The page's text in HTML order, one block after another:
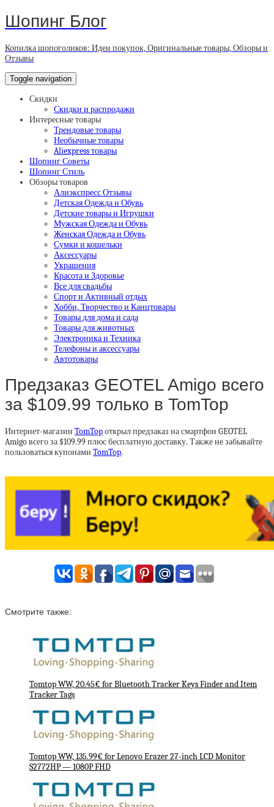
Шопинг Блог
Копилка шопоголиков: Идеи покупок, Оригинальные товары, Обзоры и
Отзывы
Toggle navigation
Скидки
Скидки и распродажи
Интересные товары
Трендовые товары
Необычные товары
Aliexpress товары
Шопинг Советы
Шопинг Стиль
Обзоры товаров
Алиэкспресс Отзывы
Детская Одежда и Обувь
Детские товары и Игрушки
Мужская Одежда и Обувь
Женская Одежда и Обувь
Сумки и кошельки
Аксессуары
Украшения
Красота и Здоровье
Все для свадьбы
Спорт и Активный отдых
Хобби, Творчество и Канцтовары
Товары для дома и сада
Товары для животных
Электроника и Техника
Телефоны и аксессуары
Автотовары
Предзаказ GEOTEL Amigo всего
за $109.99 только в TomTop
Интернет-магазин TomTopоткрыл предзаказ на смартфон GEOTEL
Amigo всего за $109.99 плюс бесплатную доставку. Также не забывайте
пользоваться купонами TomTop.
Смотрите также:
Tomtop WW, 20.45€ for Bluetooth Tracker Keys Finder and Item
Tracker Tags
Tomtop WW, 135.99€ for Lenovo Erazer 27-inch LCD Monitor
S2772HP — 1080P FHD